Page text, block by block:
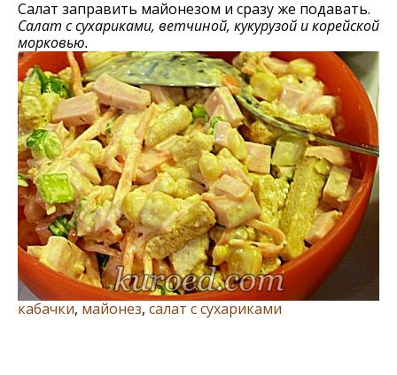
Салат заправить майонезом и сразу же подавать.
Салат с сухариками, ветчиной, кукурузой и корейской
морковью.
кабачки, майонез, салат с сухариками